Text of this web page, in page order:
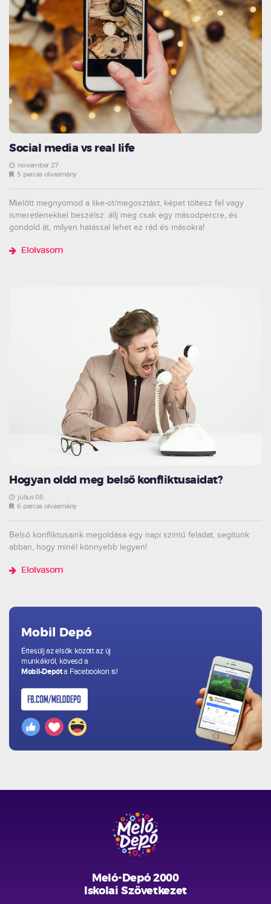
Social media vs real life
november 27.
5 perces olvasmány
Mielőtt megnyomod a like-ot/megosztást, képet töltesz fel vagy
ismeretlenekkel beszélsz: állj meg csak egy másodpercre, és
gondold át, milyen hatással lehet ez rád és másokra!
Elolvasom
Hogyan oldd meg belső konfliktusaidat?
július 08.
6 perces olvasmány
Belső konfliktusaink megoldása egy napi szintű feladat, segítünk
abban, hogy minél könnyebb legyen!
Elolvasom
Mobil Depó
Értesülj az elsők között az új
munkákról, kövesd a
Mobil-Depóta Facebookon is!
Meló-Depó 2000
Iskolai Szövetkezet